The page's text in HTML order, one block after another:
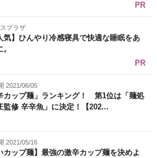
PR
プラザ
気】ひんやり冷感寝具で快適な睡眠をあ
PR
2021/06/05
カップ麺」ランキング！ 第1位は「麺処
監修 辛辛魚」に決定！【202...
2021/05/16
カップ麺】最強の激辛カップ麺を決めよ